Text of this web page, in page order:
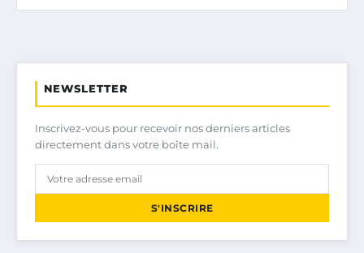
NEWSLETTER
Inscrivez-vous pour recevoir nos derniers articles
directement dans votre boîte mail.
S'INSCRIRE